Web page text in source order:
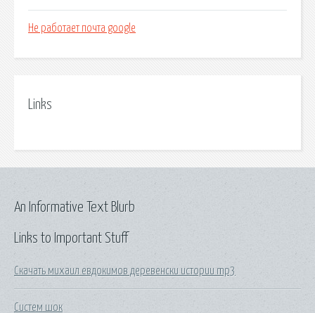
Не работает почта google
Links
Links to Important Stuff
Скачать михаил евдокимов деревенски истории mp3
Систем шок
An Informative Text Blurb